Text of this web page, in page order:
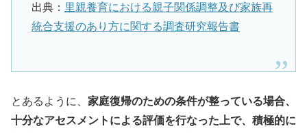
出典： 里親養育における親子関係調整及び家族再
統合支援のあり方に関する調査研究報告書
とあるように、 家庭復帰のための条件が整っている場合、
十分なアセスメントによる評価を行なった上で、積極的に